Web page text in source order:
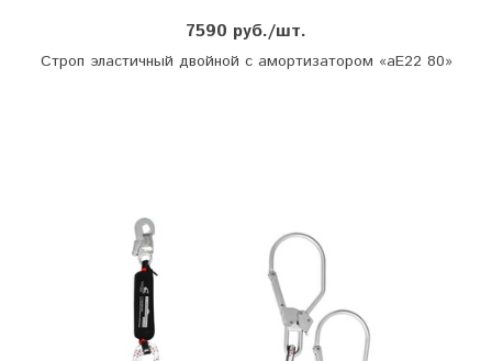
7590 руб./шт.
Строп эластичный двойной с амортизатором «аЕ22 80»